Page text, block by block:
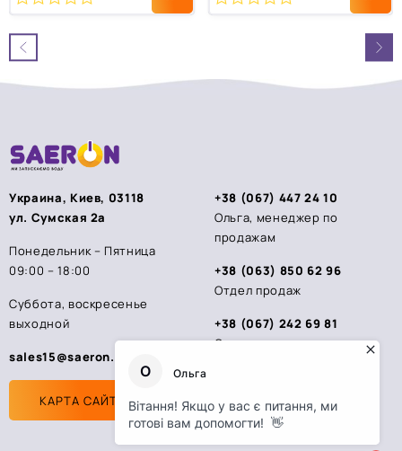
из
5
Украина, Киев, 03118
ул. Сумская 2а
Понедельник – Пятница
09:00 – 18:00
Суббота, воскресенье
выходной
sales15@saeron.ua
КАРТА САЙТА
+38 (067) 447 24 10
Ольга, менеджер по
продажам
+38 (063) 850 62 96
Отдел продаж
+38 (067) 242 69 81
Стас, менеджер по